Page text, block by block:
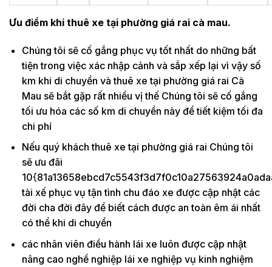
Ưu điểm khi thuê xe tại phường giá rai cà mau.
Chúng tôi sẽ cố gắng phục vụ tốt nhất do những bất
tiện trong việc xác nhập cảnh và sắp xếp lại vì vậy số
km khi di chuyển và thuê xe tại phường giá rai Cà
Mau sẽ bắt gặp rất nhiều vị thế Chúng tôi sẽ cố gắng
tối ưu hóa các số km di chuyển này để tiết kiệm tối đa
chi phí
Nếu quý khách thuê xe tại phường giá rai Chúng tôi
sẽ ưu đãi
tài xế phục vụ tận tình chu đáo xe được cập nhật các
đời cha đời đây để biết cách được an toàn êm ái nhất
có thể khi di chuyển
các nhân viên điều hành lái xe luôn được cập nhật
nâng cao nghề nghiệp lái xe nghiệp vụ kinh nghiệm